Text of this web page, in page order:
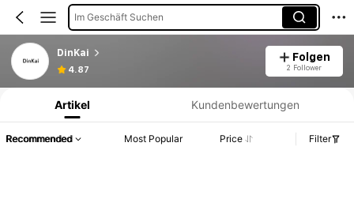
Im Geschäft Suchen
DinKai
4.87
Folgen
2 Follower
Produktinformation: Preisangabe, Verkaufs- und Lagerbestandsdetails.
Artikel Kundenbewertungen
Recommended Most Popular Price Filter